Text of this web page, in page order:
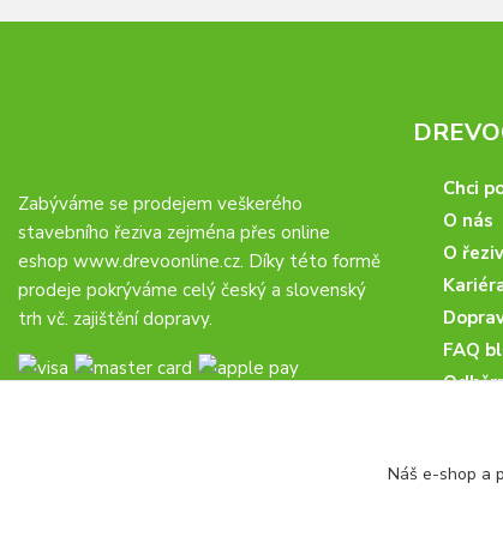
Zabýváme se prodejem veškerého
stavebního řeziva zejména přes online
eshop www.drevoonline.cz. Díky této formě
prodeje pokrýváme celý český a slovenský
trh vč. zajištění dopravy.
Chci
O nás
O
FAQ
Náš e-shop a